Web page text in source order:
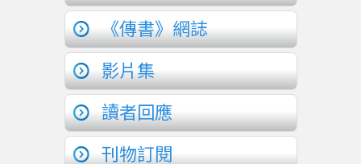
《傳書》網誌
影片集
讀者回應
刊物訂閱